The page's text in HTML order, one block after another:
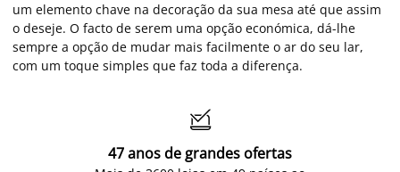
um elemento chave na decoração da sua mesa até que assim
o deseje. O facto de serem uma opção económica, dá-lhe
sempre a opção de mudar mais facilmente o ar do seu lar,
com um toque simples que faz toda a diferença.

47 anos de grandes ofertas